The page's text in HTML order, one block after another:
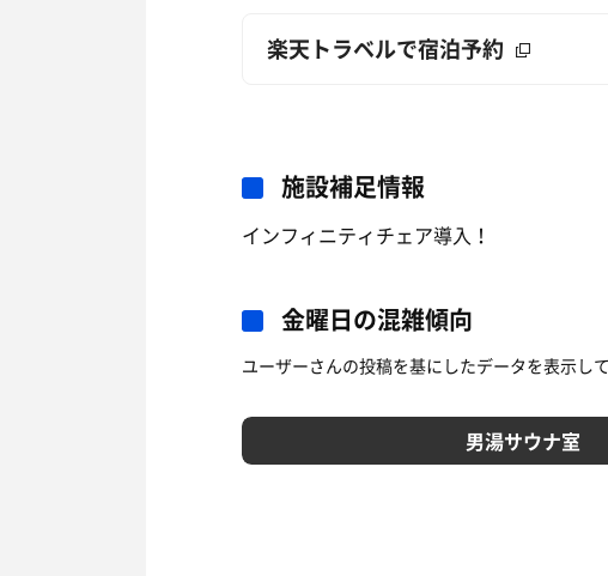
楽天トラベルで宿泊予約
施設補足情報
インフィニティチェア導入！
金曜日の混雑傾向
ユーザーさんの投稿を基にしたデータを表示して
男湯サウナ室